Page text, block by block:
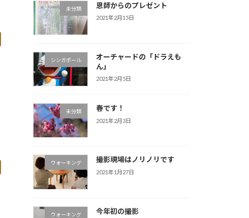
未分類 恩師からのプレゼント
2021年2月15日
シンガポール
オーチャードの「ドラえも
ん」
2021年2月5日
未分類 春です！
2021年2月3日
ウォーキング 撮影現場はノリノリです
2021年1月27日
ウォーキング 今年初の撮影